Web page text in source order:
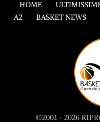
HOME
A2
BASKET NEWS
©2001 - 2026